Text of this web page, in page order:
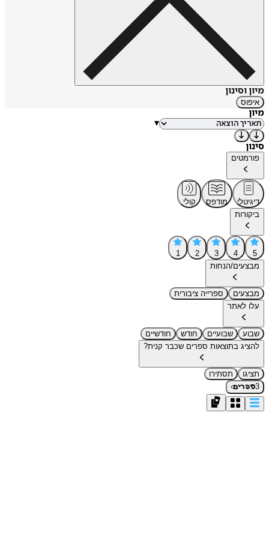
מיון וסינון
איפוס
מיון
▾
סינון
פורמטים
דיגיטלי מודפס
קולי
ביקורות
5
4
3
2
1
מבצעים/הנחות
מבצעים
ספרייה ציבורית
עלו לאתר
שבוע שבועיים חודש
חודשיים
להציג בתוצאות ספרים שכבר קנית?
תציגו
תסתירו
3ספרים›